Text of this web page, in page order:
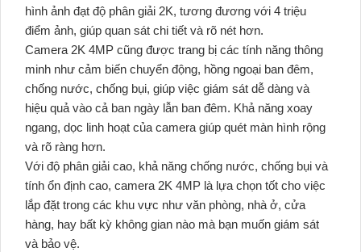
hình ảnh đạt độ phân giải 2K, tương đương với 4 triệu
điểm ảnh, giúp quan sát chi tiết và rõ nét hơn.
Camera 2K 4MP cũng được trang bị các tính năng thông
minh như cảm biến chuyển động, hồng ngoại ban đêm,
chống nước, chống bụi, giúp việc giám sát dễ dàng và
hiệu quả vào cả ban ngày lẫn ban đêm. Khả năng xoay
ngang, dọc linh hoạt của camera giúp quét màn hình rộng
và rõ ràng hơn.
Với độ phân giải cao, khả năng chống nước, chống bụi và
tính ổn định cao, camera 2K 4MP là lựa chọn tốt cho việc
lắp đặt trong các khu vực như văn phòng, nhà ở, cửa
hàng, hay bất kỳ không gian nào mà bạn muốn giám sát
và bảo vệ.